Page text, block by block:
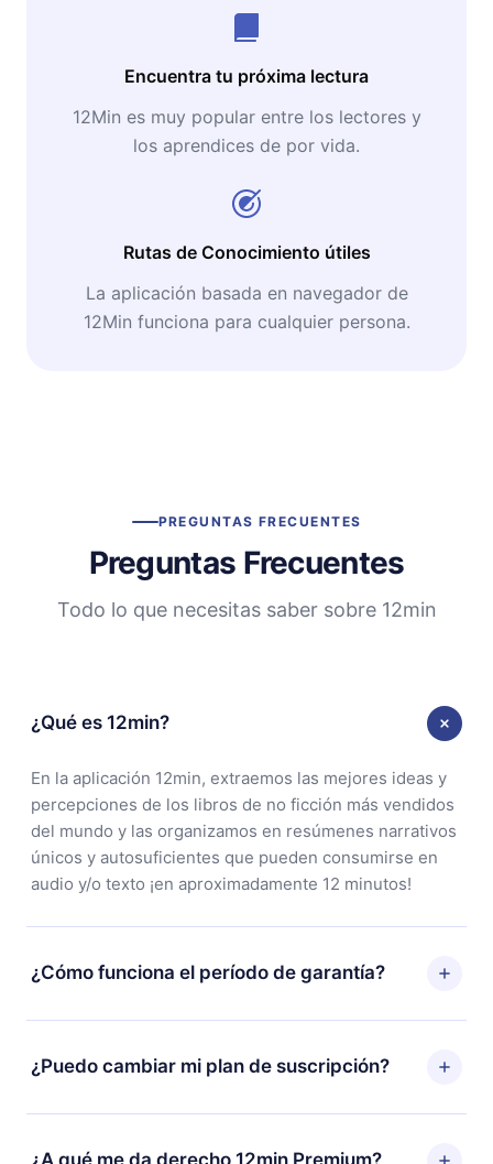
Encuentra tu próxima lectura
12Min es muy popular entre los lectores y
los aprendices de por vida.
Rutas de Conocimiento útiles
La aplicación basada en navegador de
12Min funciona para cualquier persona.
PREGUNTAS FRECUENTES
Preguntas Frecuentes
Todo lo que necesitas saber sobre 12min
¿Qué es 12min?
En la aplicación 12min, extraemos las mejores ideas y
percepciones de los libros de no ficción más vendidos
del mundo y las organizamos en resúmenes narrativos
únicos y autosuficientes que pueden consumirse en
audio y/o texto ¡en aproximadamente 12 minutos!
¿Cómo funciona el período de garantía?
Puedes descargar nuestra aplicación y comenzar a
disfrutar de nuestra biblioteca. Si por alguna razón no
estás satisfecho con nuestra plataforma, simplemente
¿Puedo cambiar mi plan de suscripción?
Sí, pero el cambio solo se aplicará a partir del próximo
período de facturación. Por ejemplo, si decides